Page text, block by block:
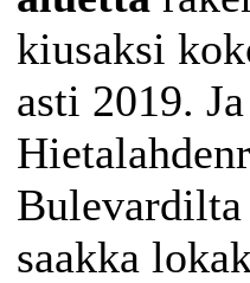
kiusaksi
asti 2019. Ja
Bulevardilta
saakka